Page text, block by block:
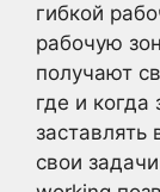
гибкой
рабочую
получают
где и когда
заставлять
свои